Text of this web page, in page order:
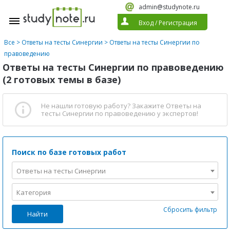
admin@studynote.ru
Вход/ Регистрация
Все > Ответы на тесты Синергии > Ответы на тесты Синергии по
правоведению
Ответы на тесты Синергии по правоведению
(2 готовых темы в базе)
Не нашли готовую работу? Закажите Ответы на
тесты Синергии по правоведению у экспертов!
Поиск по базе готовых работ
Ответы на тесты Синергии
Категория
Найти Сбросить фильтр